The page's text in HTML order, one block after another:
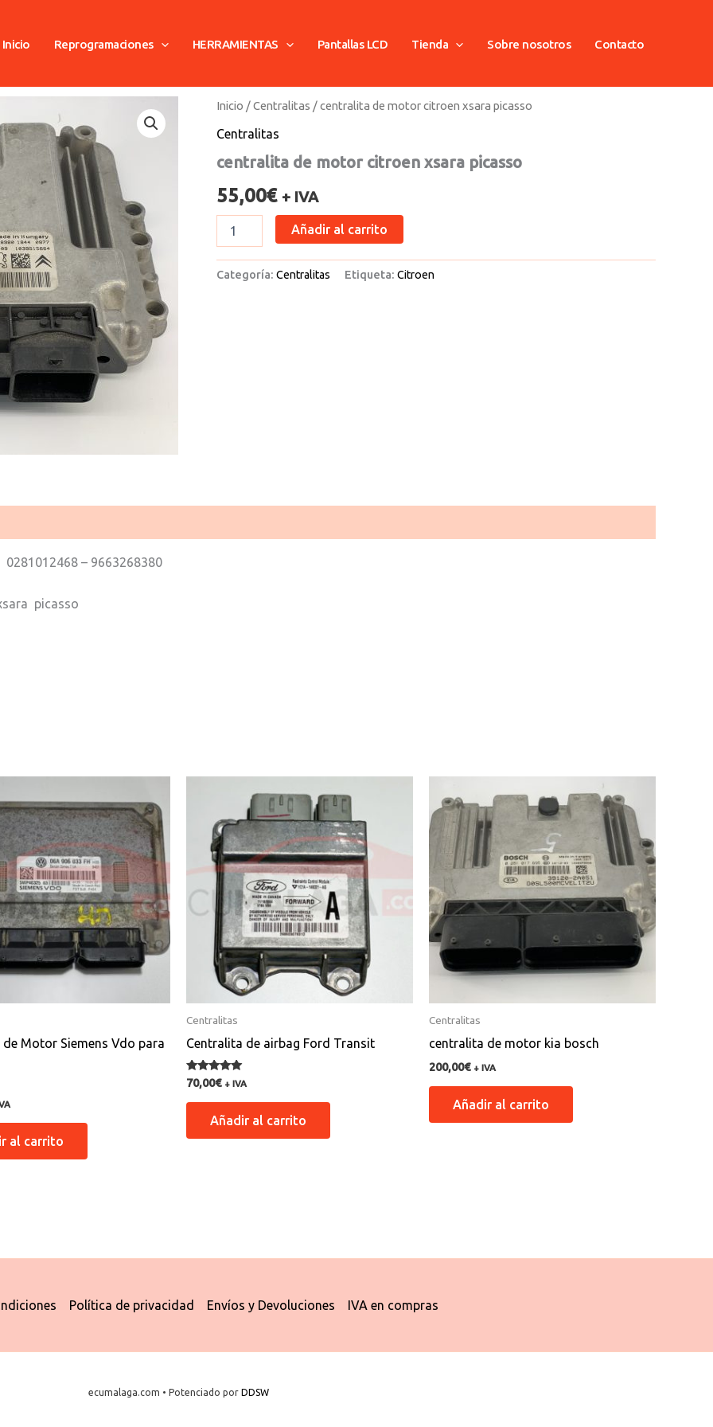
Inicio Reprogramaciones HERRAMIENTAS Pantallas LCD Tienda Sobre nosotros Contacto
Inicio /Centralitas / centralita de motor citroen xsara picasso
Centralitas
centralita de motor citroen xsara picasso
55,00€ + IVA
centralita
motor
xsara
cantidad
Añadir al carrito
Categoría: Centralitas Etiqueta: Citroen
0281012468 – 9663268380
picasso
Motor Siemens Vdo para
al carrito
Centralitas
Centralita de airbag Ford Transit
Valorado con
5.00
de 5
70,00€ + IVA
Añadir al carrito
Centralitas
centralita de motor kia bosch
200,00€ + IVA
Añadir al carrito
Política de privacidad Envíos y Devoluciones IVA en compras
ecumalaga.com • Potenciado por DDSW